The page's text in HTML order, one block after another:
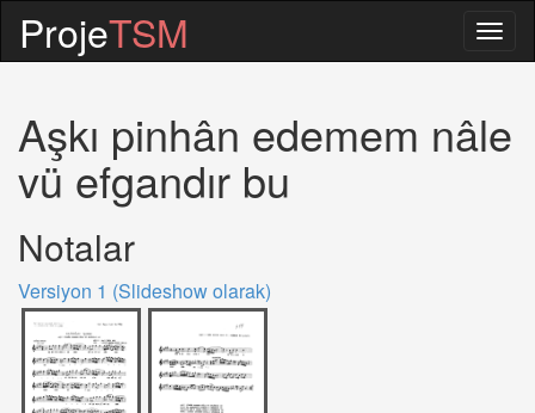
ProjeTSM
Aşkı pinhân edemem nâle
vü efgandır bu
Notalar
Versiyon 1 (Slideshow olarak)